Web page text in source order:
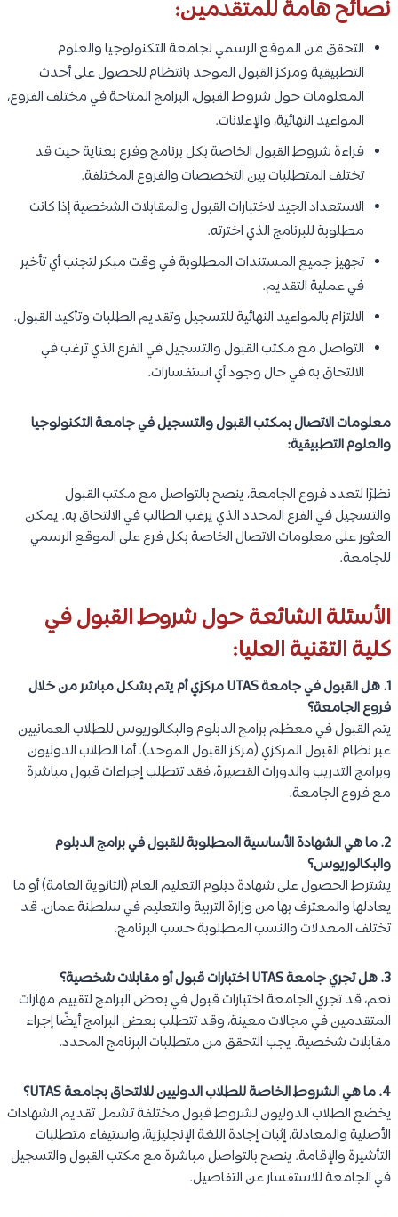
نصائح هامة للمتقدمين:
التحقق من الموقع الرسمي لجامعة التكنولوجيا والعلوم
التطبيقية ومركز القبول الموحد بانتظام للحصول على أحدث
المعلومات حول شروط القبول، البرامج المتاحة في مختلف الفروع،
المواعيد النهائية، والإعلانات.
قراءة شروط القبول الخاصة بكل برنامج وفرع بعناية حيث قد
تختلف المتطلبات بين التخصصات والفروع المختلفة.
الاستعداد الجيد لاختبارات القبول والمقابلات الشخصية إذا كانت
مطلوبة للبرنامج الذي اخترته.
تجهيز جميع المستندات المطلوبة في وقت مبكر لتجنب أي تأخير
في عملية التقديم.
الالتزام بالمواعيد النهائية للتسجيل وتقديم الطلبات وتأكيد القبول.
التواصل مع مكتب القبول والتسجيل في الفرع الذي ترغب في
الالتحاق به في حال وجود أي استفسارات.
معلومات الاتصال بمكتب القبول والتسجيل في جامعة التكنولوجيا
والعلوم التطبيقية:
نظرًا لتعدد فروع الجامعة، ينصح بالتواصل مع مكتب القبول
والتسجيل في الفرع المحدد الذي يرغب الطالب في الالتحاق به. يمكن
العثور على معلومات الاتصال الخاصة بكل فرع على الموقع الرسمي
للجامعة.
الأسئلة الشائعة حول شروط القبول في
كلية التقنية العليا:
1. هل القبول في جامعة UTAS مركزي أم يتم بشكل مباشر من خلال
فروع الجامعة؟
يتم القبول في معظم برامج الدبلوم والبكالوريوس للطلاب العمانيين
عبر نظام القبول المركزي (مركز القبول الموحد). أما الطلاب الدوليون
وبرامج التدريب والدورات القصيرة، فقد تتطلب إجراءات قبول مباشرة
مع فروع الجامعة.
2. ما هي الشهادة الأساسية المطلوبة للقبول في برامج الدبلوم
والبكالوريوس؟
يشترط الحصول على شهادة دبلوم التعليم العام (الثانوية العامة) أو ما
يعادلها والمعترف بها من وزارة التربية والتعليم في سلطنة عمان. قد
تختلف المعدلات والنسب المطلوبة حسب البرنامج.
3. هل تجري جامعة UTAS اختبارات قبول أو مقابلات شخصية؟
نعم، قد تجري الجامعة اختبارات قبول في بعض البرامج لتقييم مهارات
المتقدمين في مجالات معينة، وقد تتطلب بعض البرامج أيضًا إجراء
مقابلات شخصية. يجب التحقق من متطلبات البرنامج المحدد.
4. ما هي الشروط الخاصة للطلاب الدوليين للالتحاق بجامعة UTAS؟
يخضع الطلاب الدوليون لشروط قبول مختلفة تشمل تقديم الشهادات
الأصلية والمعادلة، إثبات إجادة اللغة الإنجليزية، واستيفاء متطلبات
التأشيرة والإقامة. ينصح بالتواصل مباشرة مع مكتب القبول والتسجيل
في الجامعة للاستفسار عن التفاصيل.